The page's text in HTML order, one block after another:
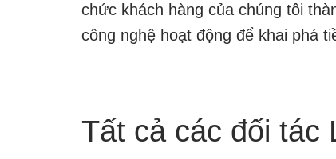
chức khách hàng của chúng tôi
công nghệ hoạt động để khai phá
Tất cả các đối tác